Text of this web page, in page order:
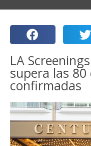
LA
supera las
confirmadas